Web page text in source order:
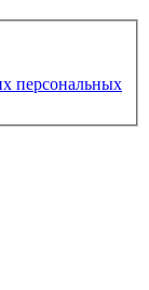
персональных